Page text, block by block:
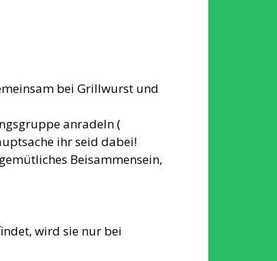
bei Grillwurst und
anradeln (
ihr seid dabei!
Beisammensein,
wird sie nur bei